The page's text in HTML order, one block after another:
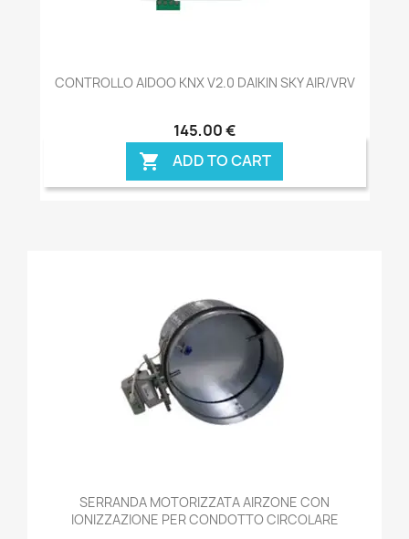
CONTROLLO AIDOO KNX V2.0 DAIKIN SKY AIR/VRV
145,00 €
 ADD TO CART
SERRANDA MOTORIZZATA AIRZONE CON
IONIZZAZIONE PER CONDOTTO CIRCOLARE